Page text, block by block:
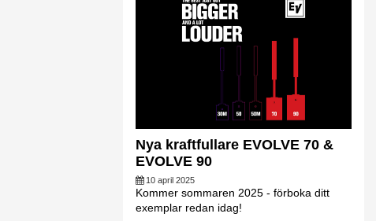
Nya kraftfullare EVOLVE 70 &
EVOLVE 90
10 april 2025
Kommer sommaren 2025 - förboka ditt
exemplar redan idag!